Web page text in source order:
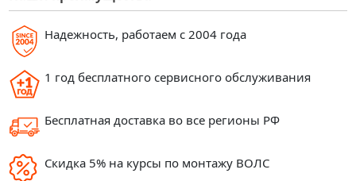
Надежность, работаем с 2004 года
1 год бесплатного сервисного обслуживания
Бесплатная доставка во все регионы РФ
Скидка 5% на курсы по монтажу ВОЛС